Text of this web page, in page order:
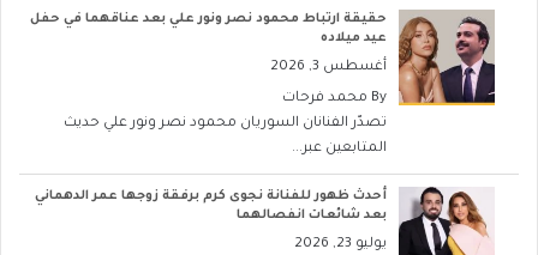
حقيقة ارتباط محمود نصر ونور علي بعد عناقهما في حفل
عيد ميلاده
أغسطس 3, 2026
By محمد فرحات
تصدّر الفنانان السوريان محمود نصر ونور علي حديث
المتابعين عبر...
أحدث ظهور للفنانة نجوى كرم برفقة زوجها عمر الدهماني
بعد شائعات انفصالهما
يوليو 23, 2026